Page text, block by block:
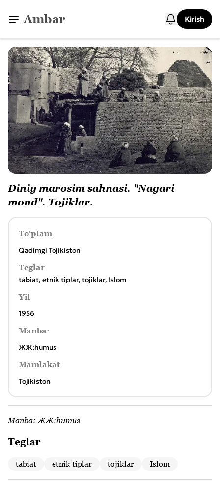
Ambar Kirish
Diniy marosim sahnasi. "Nagari
mond". Тojiklar.
To‘plam
Qadimgi Tojikiston
Teglar
tabiat, etnik tiplar, tojiklar, Islom
Yil
1956
Manba:
ЖЖ:humus
Mamlakat
Tojikiston
Manba: ЖЖ:humus
Teglar
tabiat etnik tiplar tojiklar Islom